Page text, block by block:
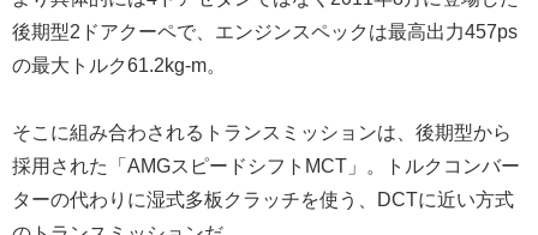
後期型2ドアクーペで、エンジンスペックは最高出力457ps
の最大トルク61.2kg-m。
そこに組み合わされるトランスミッションは、後期型から
採用された「AMGスピードシフトMCT」。トルクコンバー
ターの代わりに湿式多板クラッチを使う、DCTに近い方式